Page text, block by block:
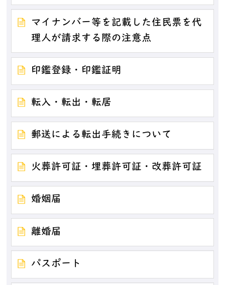
マイナンバー等を記載した住民票を代
理人が請求する際の注意点
印鑑登録・印鑑証明
転入・転出・転居
郵送による転出手続きについて
火葬許可証・埋葬許可証・改葬許可証
婚姻届
離婚届
パスポート